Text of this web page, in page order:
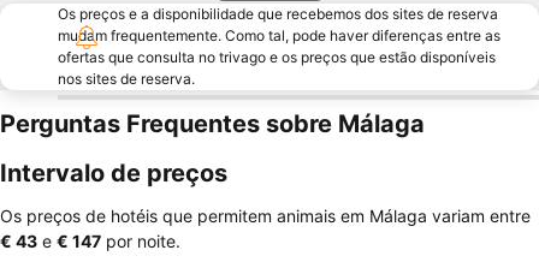
Os preços e a disponibilidade que recebemos dos sites de reserva
mudam frequentemente. Como tal, pode haver diferenças entre as
ofertas que consulta no trivago e os preços que estão disponíveis
nos sites de reserva.
Perguntas Frequentes sobre Málaga
Intervalo de preços
Os preços de hotéis que permitem animais em Málaga variam entre
‎€ 43 e ‎€ 147 por noite.